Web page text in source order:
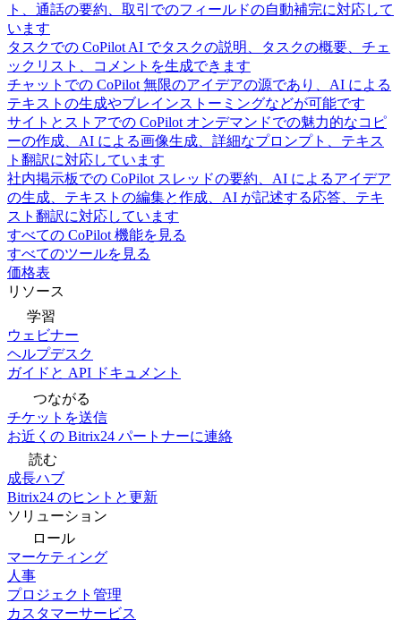
ト、通話の要約、取引でのフィールドの自動補完に対応して
います
タスクでの CoPilot AI でタスクの説明、タスクの概要、チェ
ックリスト、コメントを生成できます
チャットでの CoPilot 無限のアイデアの源であり、AI による
テキストの生成やブレインストーミングなどが可能です
サイトとストアでの CoPilot オンデマンドでの魅力的なコピ
ーの作成、AI による画像生成、詳細なプロンプト、テキス
ト翻訳に対応しています
社内掲示板での CoPilot スレッドの要約、AI によるアイデア
の生成、テキストの編集と作成、AI が記述する応答、テキ
スト翻訳に対応しています
すべての CoPilot 機能を見る
すべてのツールを見る
価格表
リソース
学習
ウェビナー
ヘルプデスク
ガイドと API ドキュメント
つながる
チケットを送信
お近くの Bitrix24 パートナーに連絡
読む
成長ハブ
Bitrix24 のヒントと更新
ソリューション
ロール
マーケティング
人事
プロジェクト管理
カスタマーサービス